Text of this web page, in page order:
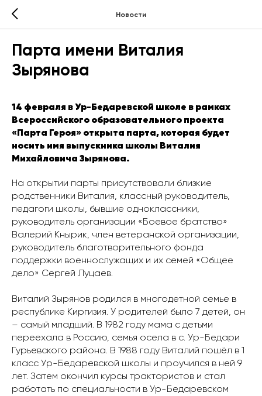
Новости
Парта имени Виталия
Зырянова
14 февраля в Ур-Бедаревской школе в рамках
Всероссийского образовательного проекта
«Парта Героя» открыта парта, которая будет
носить имя выпускника школы Виталия
Михайловича Зырянова.
На открытии парты присутствовали близкие
родственники Виталия, классный руководитель,
педагоги школы, бывшие одноклассники,
руководитель организации «Боевое братство»
Валерий Кнырик, член ветеранской организации,
руководитель благотворительного фонда
поддержки военнослужащих и их семей «Общее
дело» Сергей Луцаев.
Виталий Зырянов родился в многодетной семье в
республике Киргизия. У родителей было 7 детей, он
– самый младший. В 1982 году мама с детьми
переехала в Россию, семья осела в с. Ур-Бедари
Гурьевского района. В 1988 году Виталий пошёл в 1
класс Ур-Бедаревской школы и проучился в ней 9
лет. Затем окончил курсы трактористов и стал
работать по специальности в Ур-Бедаревском